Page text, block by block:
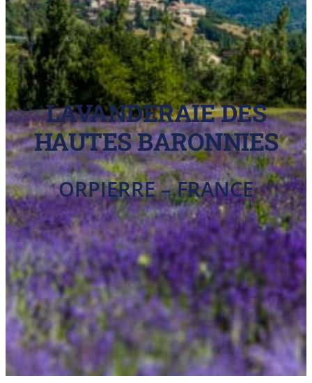
LAVANDERAIE DES
HAUTES BARONNIES
ORPIERRE – FRANCE